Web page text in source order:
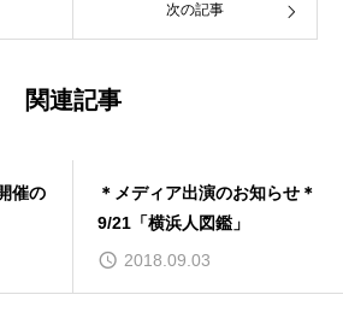
次の記事
関連記事
催の
＊メディア出演のお知らせ＊
9/21「横浜人図鑑」
2018.09.03